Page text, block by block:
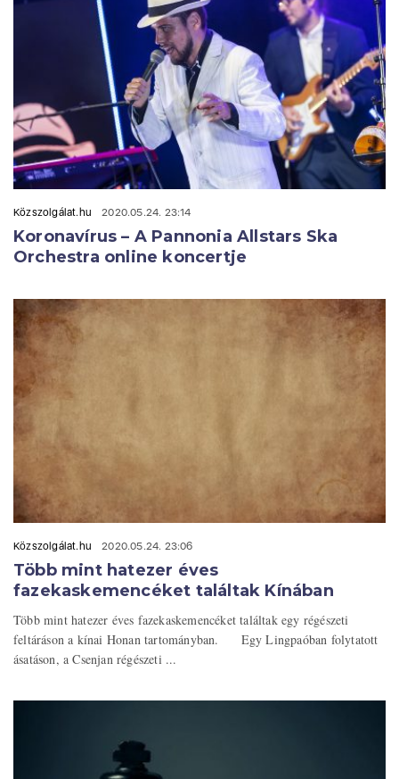
Közszolgálat.hu 2020.05.24. 23:14
Koronavírus – A Pannonia Allstars Ska
Orchestra online koncertje
Közszolgálat.hu 2020.05.24. 23:06
Több mint hatezer éves
fazekaskemencéket találtak Kínában
Több mint hatezer éves fazekaskemencéket találtak egy régészeti
feltáráson a kínai Honan tartományban. Egy Lingpaóban folytatott
ásatáson, a Csenjan régészeti ...